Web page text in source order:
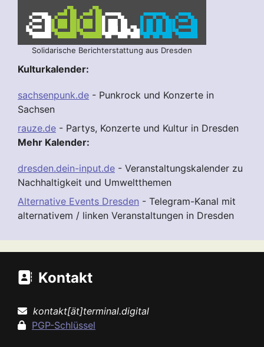
Solidarische Berichterstattung aus Dresden
Kulturkalender:
sachsenpunk.de - Punkrock und Konzerte in
Sachsen
rauze.de - Partys, Konzerte und Kultur in Dresden
Mehr Kalender:
dresden.dein-input.de - Veranstaltungskalender zu
Nachhaltigkeit und Umweltthemen
Alternative Events Dresden - Telegram-Kanal mit
alternativem / linken Veranstaltungen in Dresden
Kontakt
kontakt[ät]terminal.digital
PGP-Schlüssel